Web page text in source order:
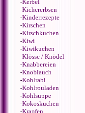
-Kerbel
-Kichererbsen
-Kinderrezepte
-Kirschen
-Kirschkuchen
-Kiwi
-Kiwikuchen
-Klösse / Knödel
-Knabbereien
-Knoblauch
-Kohlrabi
-Kohlrouladen
-Kohlsuppe
-Kokoskuchen
-Krapfen